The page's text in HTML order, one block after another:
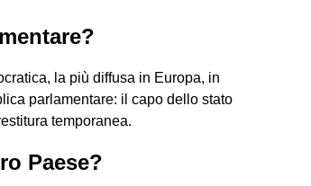
la più diffusa in Europa, in
parlamentare: il capo dello stato
temporanea.
Paese?